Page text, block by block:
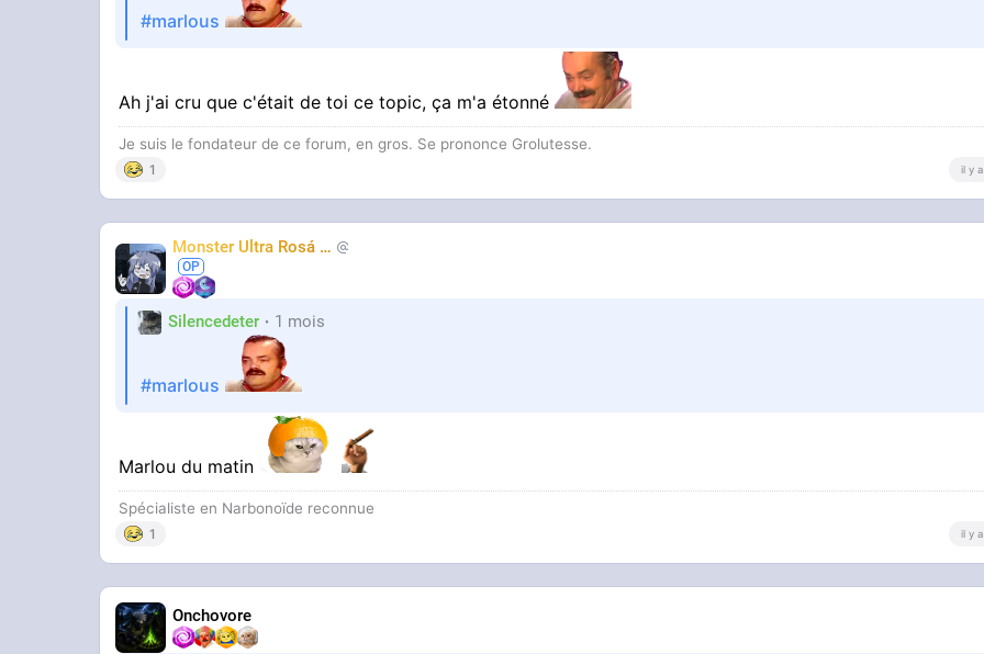
#marlous
Ah j'ai cru que c'était de toi ce topic, ça m'a étonné
Je suis le fondateur de ce forum, en gros. Se prononce Grolutesse.
1 il y
Monster Ultra Rosá
❤️
Silencedeter 1 mois
#marlous
Marlou du matin
Spécialiste en Narbonoïde reconnue
1 il y
Onchovore